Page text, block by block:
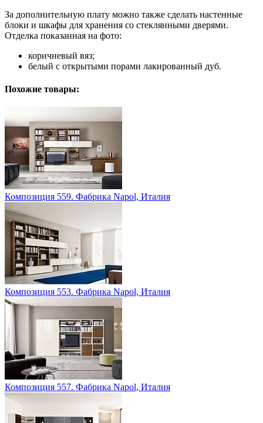
За дополнительную плату можно также сделать настенные
блоки и шкафы для хранения со стеклянными дверями.
Отделка показанная на фото:
коричневый вяз;
белый с открытыми порами лакированный дуб.
Похожие товары:
Композиция 559. Фабрика Napol, Италия
Композиция 553. Фабрика Napol, Италия
Композиция 557. Фабрика Napol, Италия